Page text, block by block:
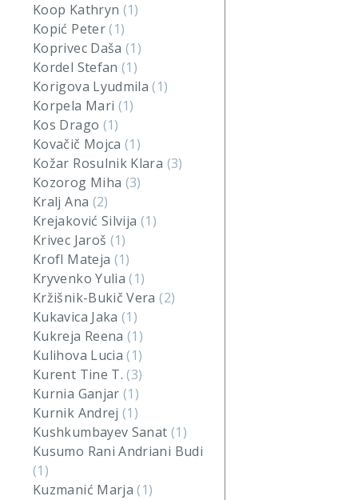
Koop Kathryn (1)
Kopić Peter(1)
Koprivec Daša(1)
Kordel Stefan(1)
Korigova Lyudmila(1)
Korpela Mari (1)
Kos Drago (1)
Kovačič Mojca(1)
Kožar Rosulnik Klara (3)
Kozorog Miha (3)
Kralj Ana (2)
Krejaković Silvija (1)
Krivec Jaroš (1)
Krofl Mateja (1)
Kryvenko Yulia(1)
Kržišnik-Bukič Vera(2)
Kukavica Jaka(1)
Kukreja Reena(1)
Kulihova Lucia(1)
Kurent Tine T.(3)
Kurnia Ganjar(1)
Kurnik Andrej(1)
Kushkumbayev Sanat (1)
Kusumo Rani Andriani Budi
(1)
Kuzmanić Marja(1)